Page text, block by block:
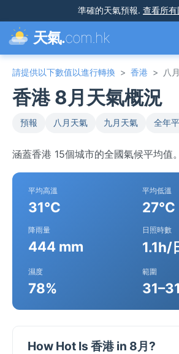
準確的天氣預報. 查看所有
天氣.com.hk
請提供以下數值以進行轉換 > 香港 > 八
香港 8月天氣概況
預報 八月天氣 九月天氣 全年
涵蓋香港 15個城市的全國氣候平均值。
平均高溫
31°C
平均低溫
27°C
降雨量
444 mm
日照時數
1.1h/
濕度
78%
範圍
How Hot Is 香港 in 8月?